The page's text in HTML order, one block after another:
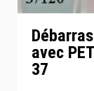
avec
37